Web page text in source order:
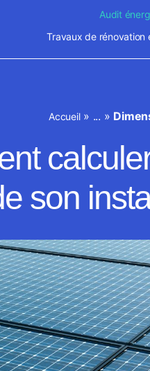
Audit
Travaux de rénovation
Accueil» ... »
son